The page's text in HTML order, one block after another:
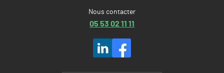
Nous contacter
05 53 02 11 11